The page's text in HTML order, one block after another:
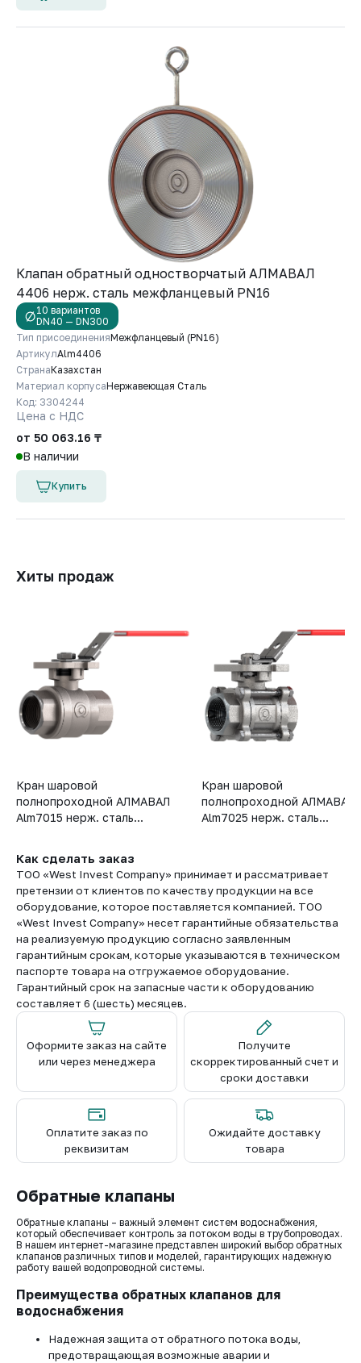
Клапан обратный одностворчатый АЛМАВАЛ
4406 нерж. сталь межфланцевый PN16
10 вариантов
DN40 — DN300
Тип присоединенияМежфланцевый (PN16)
АртикулAlm4406
СтранаКазахстан
Материал корпусаНержавеющая Сталь
Код: 3304244
Цена с НДС
от 50 063.16 ₸
В наличии
Купить
Хиты продаж
Кран шаровой
полнопроходной АЛМАВАЛ
Alm7015 нерж. сталь...
Кран шаровой
полнопроходной АЛМАВАЛ
Alm7025 нерж. сталь...
Как сделать заказ
ТОО «West Invest Company» принимает и рассматривает
претензии от клиентов по качеству продукции на все
оборудование, которое поставляется компанией. ТОО
«West Invest Company» несет гарантийные обязательства
на реализуемую продукцию согласно заявленным
гарантийным срокам, которые указываются в техническом
паспорте товара на отгружаемое оборудование.
Гарантийный срок на запасные части к оборудованию
составляет 6 (шесть) месяцев.
Оформите заказ на сайте
или через менеджера
Получите
скорректированный счет и
сроки доставки
Оплатите заказ по
реквизитам
Ожидайте доставку
товара
Обратные клапаны
Обратные клапаны – важный элемент систем водоснабжения,
который обеспечивает контроль за потоком воды в трубопроводах.
В нашем интернет-магазине представлен широкий выбор обратных
клапанов различных типов и моделей, гарантирующих надежную
работу вашей водопроводной системы.
Преимущества обратных клапанов для
водоснабжения
Надежная защита от обратного потока воды,
предотвращающая возможные аварии и